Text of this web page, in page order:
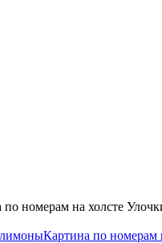
по номерам на холсте
лимоныКартина по номерам